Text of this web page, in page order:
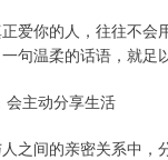
爱你的人，往往不
句温柔的话语，就足
会主动分享生活
之间的亲密关系中